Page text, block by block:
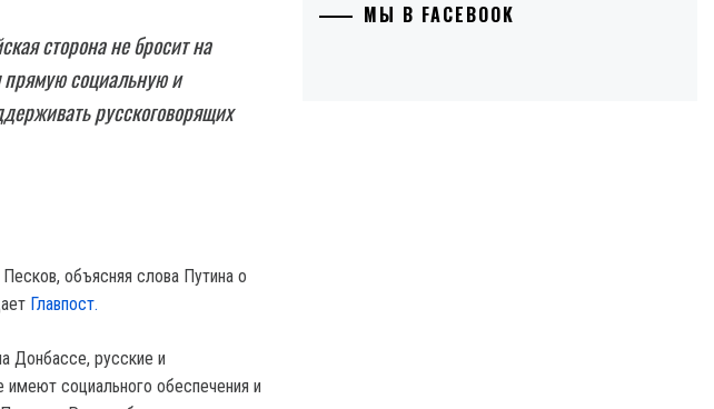
сторона не бросит на
социальную и
русскоговорящих
объясняя слова Путина о
Главпост.
Донбассе, русские и
социального обеспечения и
МЫ В FACEBOOK